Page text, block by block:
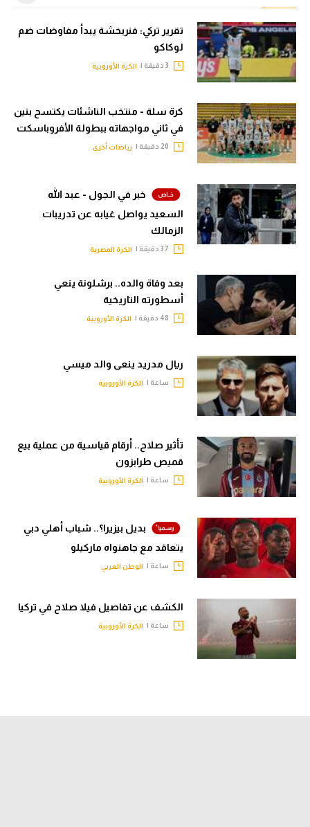
تقرير تركي: فنربخشة يبدأ مفاوضات ضم
لوكاكو
الكرة الأوروبية
كرة سلة - منتخب الناشئات يكتسح بنين
في ثاني مواجهاته ببطولة الأفروباسكت
رياضات أخرى
خبر في الجول - عبد الله
السعيد يواصل غيابه عن تدريبات
الزمالك
الكرة المصرية
بعد وفاة والده.. برشلونة ينعي
أسطورته التاريخية
الكرة الأوروبية
ريال مدريد ينعى والد ميسي
ساعة | الكرة الأوروبية
تأثير صلاح.. أرقام قياسية من عملية بيع
قميص طرابزون
ساعة | الكرة الأوروبية
بديل بيزيرا؟.. شباب أهلي دبي
يتعاقد مع جاهنواه ماركيلو
ساعة | الوطن العربي
الكشف عن تفاصيل فيلا صلاح في تركيا
ساعة | الكرة الأوروبية